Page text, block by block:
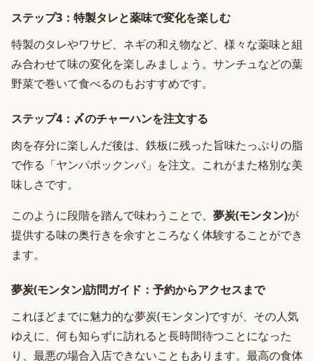
ステップ3：特製タレと薬味で変化を楽しむ
特製のタレやワサビ、ネギの和え物など、様々な薬味と組
み合わせて味の変化を楽しみましょう。サンチュなどの葉
野菜で巻いて食べるのもおすすめです。
ステップ4：〆のチャーハンを注文する
肉を存分に楽しんだ後は、鉄板に残った旨味たっぷりの脂
で作る「ヤンパポックンパ」を注文。これがまた格別な美
味しさです。
このように段階を踏んで味わうことで、 夢炭(モンタン)が
提供する味の奥行きを余すところなく体験することができ
ます。
夢炭(モンタン)訪問ガイド：予約からアクセスまで
これほどまでに魅力的な夢炭(モンタン)ですが、その人気
ゆえに、何も知らずに訪れると長時間待つことになった
り、最悪の場合入店できないこともあります。最高の食体